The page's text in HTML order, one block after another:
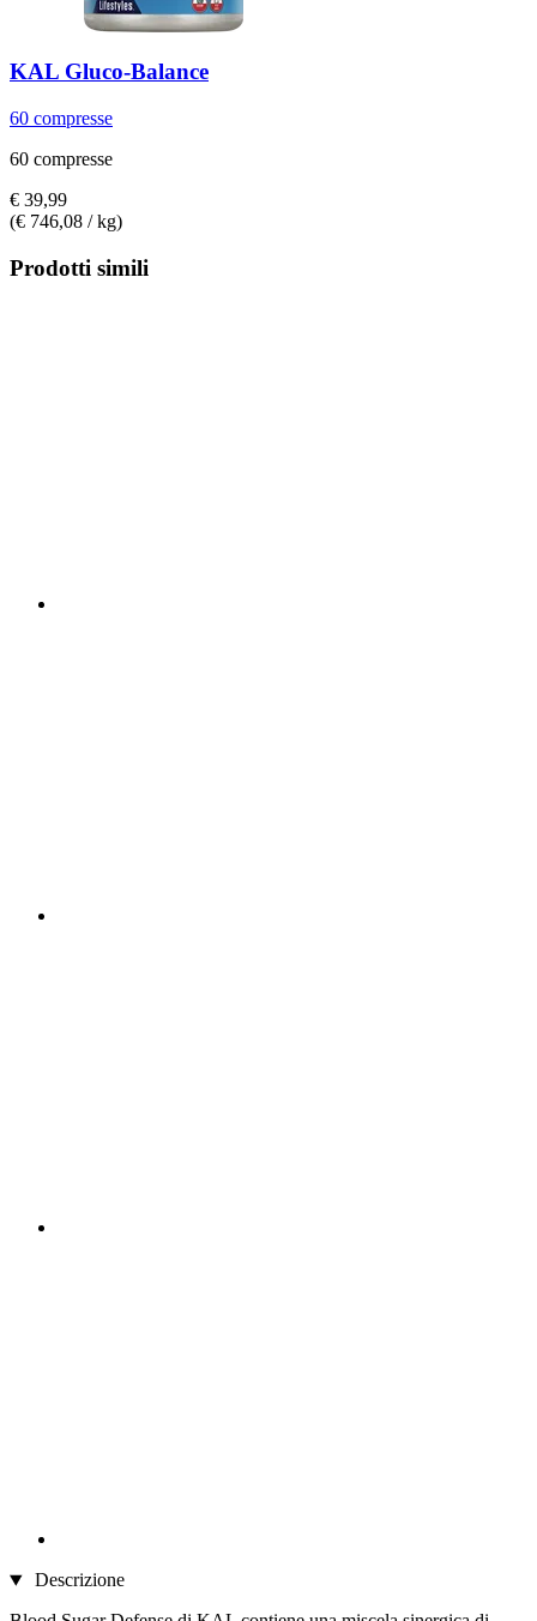
KAL Gluco-​Balance
60 compresse
60 compresse
€ 39,99
(€ 746,08 / kg)
Prodotti simili
Descrizione